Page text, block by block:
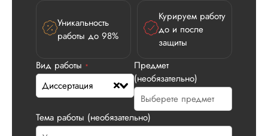
Уникальность
работы до 98%
Курируем работу
до и после
защиты
Вид работы *
Диссертация
Предмет
(необязательно)
Тема работы (необязательно)
Вид работы:
Диссертация
Дата:2026-05-21